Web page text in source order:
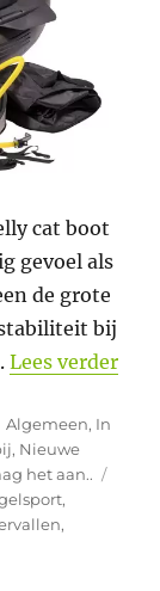
cat boot
gevoel als
de grote
bij
Lees verder
Categorieën
Algemeen, In
, Nieuwe
het aan..
,
,